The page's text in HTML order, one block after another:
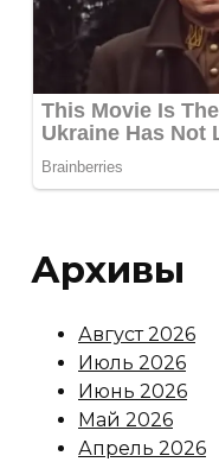
Архивы
Август 2026
Июль 2026
Июнь 2026
Май 2026
Апрель 2026